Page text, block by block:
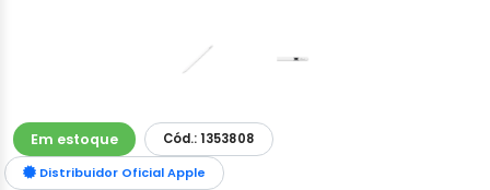
Em estoque
Cód.: 1353808
Distribuidor Oficial Apple